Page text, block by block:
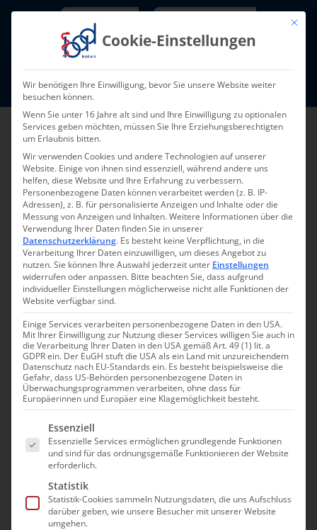
Skip
Fort- und Weiterbildung I Termine
Zurück
Update Pflegefachkraft-
Heute „Vorbehaltlich und
Kompakt“
Veranstaltungen
Such-
Suche
Anstehend
Datum
auswählen.
Dez. 2026
Di.
8
9:00-
Update Pflegefachkraft-Heute „Vorbehaltlich und Kompakt“
334,00€
Mit
Cookie-Einstellungen
Wir benötigen Ihre Einwilligung, bevor Sie unsere Website weiter
besuchen können.
Wenn Sie unter 16 Jahre alt sind und Ihre Einwilligung zu optionalen
Services geben möchten, müssen Sie Ihre Erziehungsberechtigten
um Erlaubnis bitten.
Wir verwenden Cookies und andere Technologien auf unserer
Website. Einige von ihnen sind essenziell, während andere uns
helfen, diese Website und Ihre Erfahrung zu verbessern.
Personenbezogene Daten können verarbeitet werden (z. B. IP-
Adressen), z. B. für personalisierte Anzeigen und Inhalte oder die
Messung von Anzeigen und Inhalten.Weitere Informationen über die
Verwendung Ihrer Daten finden Sie in unserer
Datenschutzerklärung. Es besteht keine Verpflichtung, in die
Verarbeitung Ihrer Daten einzuwilligen, um dieses Angebot zu
nutzen.Sie können Ihre Auswahl jederzeit unter Einstellungen
widerrufen oder anpassen. Bitte beachten Sie, dass aufgrund
individueller Einstellungen möglicherweise nicht alle Funktionen der
Website verfügbar sind.
Einige Services verarbeiten personenbezogene Daten in den USA.
Mit Ihrer Einwilligung zur Nutzung dieser Services willigen Sie auch in
die Verarbeitung Ihrer Daten in den USA gemäß Art. 49 (1) lit. a
GDPR ein. Der EuGH stuft die USA als ein Land mit unzureichendem
Datenschutz nach EU-Standards ein. Es besteht beispielsweise die
Gefahr, dass US-Behörden personenbezogene Daten in
Überwachungsprogrammen verarbeiten, ohne dass für
Europäerinnen und Europäer eine Klagemöglichkeit besteht.
Es folgt eine Liste der Service-Gruppen, für die
Essenziell
Essenzielle Services ermöglichen grundlegende Funktionen
und sind für das ordnungsgemäße Funktionieren der Website
erforderlich.
Statistik
Statistik-Cookies sammeln Nutzungsdaten, die uns Aufschluss
darüber geben, wie unsere Besucher mit unserer Website
umgehen.